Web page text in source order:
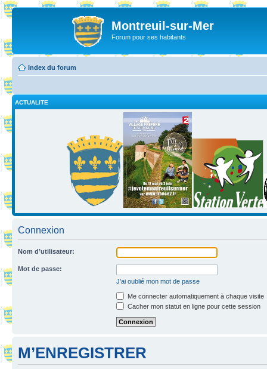
Montreuil-sur-Mer
Forum pour ses habitants
Index du forum
ACTUALITE
Connexion
Nom d’utilisateur:
Mot de passe:
J’ai oublié mon mot de passe
Me connecter automatiquement à chaque visite
Cacher mon statut en ligne pour cette session
M’ENREGISTRER